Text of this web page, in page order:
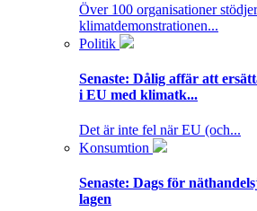
Över 100 organisationer
klimatdemonstrationen...
Politik
Senaste: Dålig affär att
i EU med klimatk...
Det är inte fel när EU (och...
Konsumtion
Senaste: Dags för
lagen